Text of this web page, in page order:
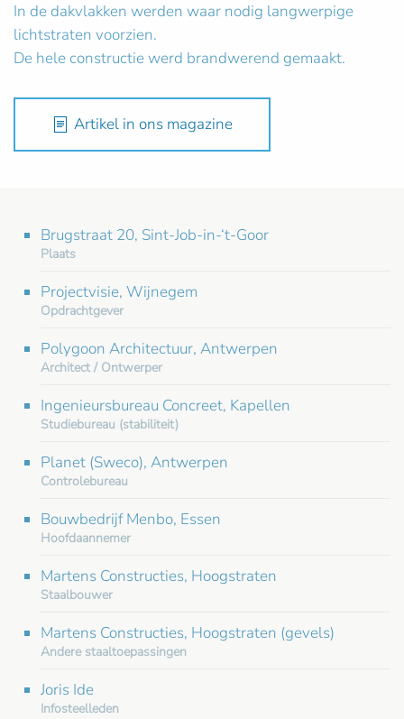
In de dakvlakken werden waar nodig langwerpige
lichtstraten voorzien.
De hele constructie werd brandwerend gemaakt.
Artikel in ons magazine
Brugstraat 20, Sint-Job-in-‘t-Goor
Plaats
Projectvisie, Wijnegem
Opdrachtgever
Polygoon Architectuur, Antwerpen
Architect / Ontwerper
Ingenieursbureau Concreet, Kapellen
Studiebureau (stabiliteit)
Planet (Sweco), Antwerpen
Controlebureau
Bouwbedrijf Menbo, Essen
Hoofdaannemer
Martens Constructies, Hoogstraten
Staalbouwer
Martens Constructies, Hoogstraten (gevels)
Andere staaltoepassingen
Joris Ide
Infosteelleden